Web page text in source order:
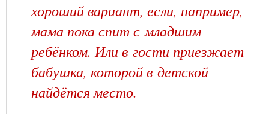
хороший вариант, если, например,
мама пока спит с младшим
ребёнком. Или в гости приезжает
бабушка, которой в детской
найдётся место.